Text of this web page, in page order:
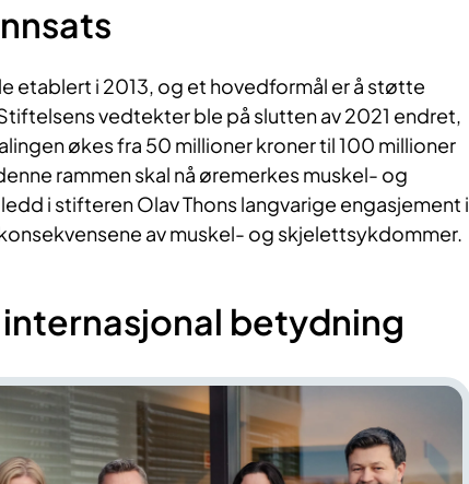
etablert i 2013, og et hovedformål er å støtte
vedtekter ble på slutten av 2021 endret,
økes fra 50 millioner kroner til 100 millioner
rammen skal nå øremerkes muskel- og
i stifteren Olav Thons langvarige engasjement i
av muskel- og skjelettsykdommer.
betydning